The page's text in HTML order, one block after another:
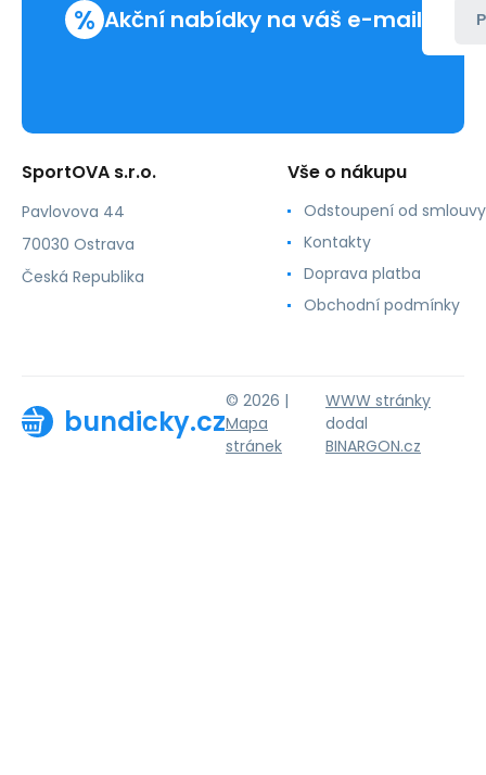
% Akční nabídky na váš e-mail
SportOVA s.r.o.
Pavlovova 44
70030 Ostrava
Česká Republika
Vše o nákupu
Odstoupení od smlouvy
Kontakty
Doprava platba
Obchodní podmínky
bundicky.cz
© 2026 |
Mapa
stránek
WWW stránky
dodal
BINARGON.cz